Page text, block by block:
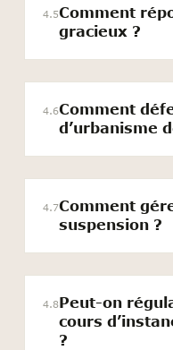
4.5Comment
gracieux ?
4.6Comment
d’urbanisme
4.7Comment
suspension ?
4.8Peut-on
cours
?